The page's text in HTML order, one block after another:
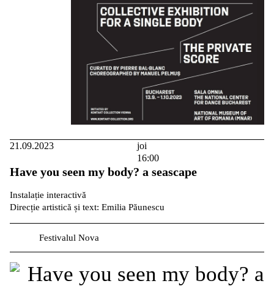
21.09.2023
joi
16:00
Have you seen my body? a seascape
Instalație interactivă
Direcție artistică și text: Emilia Păunescu
Festivalul Nova